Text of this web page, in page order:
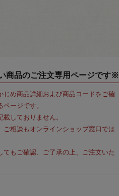
商品のご注文専用ページです※
じめ商品詳細および商品コードをご確
ージです。
しておりません。
ご相談もオンラインショップ窓口では
もご確認、ご了承の上、ご注文いた